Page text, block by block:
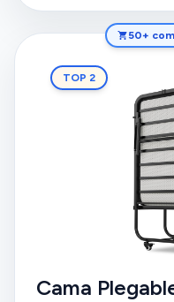
50+
TOP 2
Cama